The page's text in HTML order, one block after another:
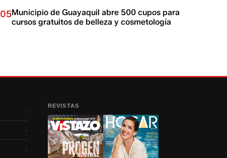
05Municipio de Guayaquil abre 500 cupos para
cursos gratuitos de belleza y cosmetología
›
›
›
REVISTAS